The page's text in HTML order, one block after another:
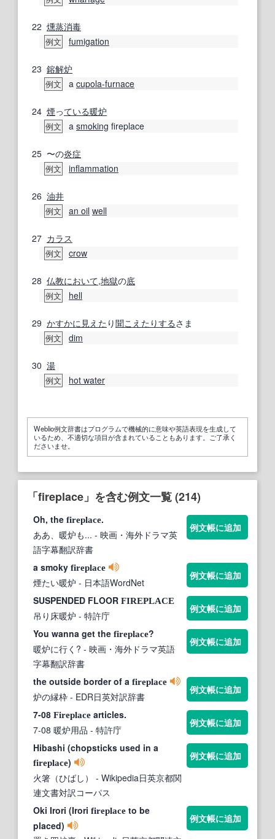
22 燻蒸消毒
例文 fumigation
23 鎔解炉
例文 a cupola-furnace
24 煙っている暖炉
例文 a smoking fireplace
25 〜の炎症
例文 inflammation
26 油井
例文 an oil well
27 カラス
例文 crow
28 仏教において,地獄の底
例文 hell
29 かすかに 見えた り聞こえた りするさま
例文 dim
30 湯
例文 hot water
Weblio例文辞書はプログラムで機械的に意味や英語表現を生成して
いるため、不適切な項目が含まれていることもあります。ご了承く
ださいませ。
「fireplace」を含む例文一覧 (214)
Oh, the fireplace.
ああ、暖炉も... - 映画・海外ドラマ英
語字幕翻訳辞書
例文帳に追加
a smoky fireplace
煙たい暖炉 - 日本語WordNet
例文帳に追加
SUSPENDED FLOOR FIREPLACE
吊り床暖炉 - 特許庁
例文帳に追加
You wanna get the fireplace?
暖炉に行く? - 映画・海外ドラマ英語
字幕翻訳辞書
例文帳に追加
the outside border of a fireplace
炉の縁枠 - EDR日英対訳辞書
例文帳に追加
7-08 Fireplace articles.
7-08 暖炉用品 - 特許庁
例文帳に追加
Hibashi (chopsticks used in a
fireplace)
火箸（ひばし）
- Wikipedia日英京都関
連文書対訳コーパス
例文帳に追加
Oki Irori (Irori fireplace to be
placed)
例文帳に追加